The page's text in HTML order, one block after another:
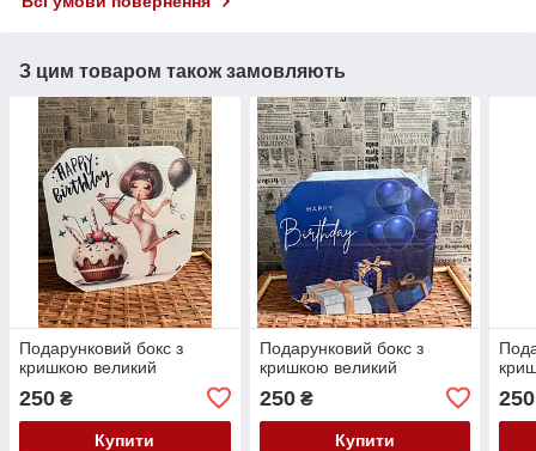
З цим товаром також замовляють
Подарунковий бокс з
кришкою великий
250 ₴
Купити
Подарунковий бокс з
кришкою великий
250₴
Купити
250